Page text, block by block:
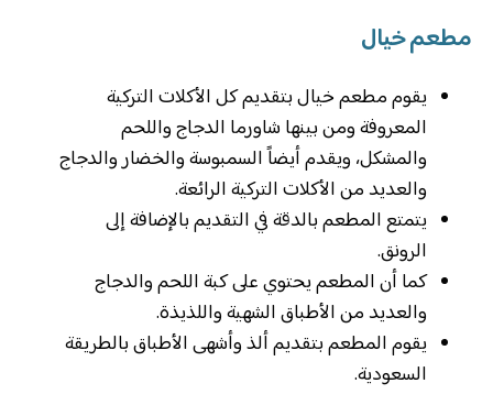
مطعم خيال
يقوم مطعم خيال بتقديم كل الأكلات التركية
المعروفة ومن بينها شاورما الدجاج واللحم
والمشكل، ويقدم أيضاً السمبوسة والخضار والدجاج
والعديد من الأكلات التركية الرائعة.
يتمتع المطعم بالدقة في التقديم بالإضافة إلى
الرونق.
كما أن المطعم يحتوي على كبة اللحم والدجاج
والعديد من الأطباق الشهية واللذيذة.
يقوم المطعم بتقديم ألذ وأشهى الأطباق بالطريقة
السعودية.